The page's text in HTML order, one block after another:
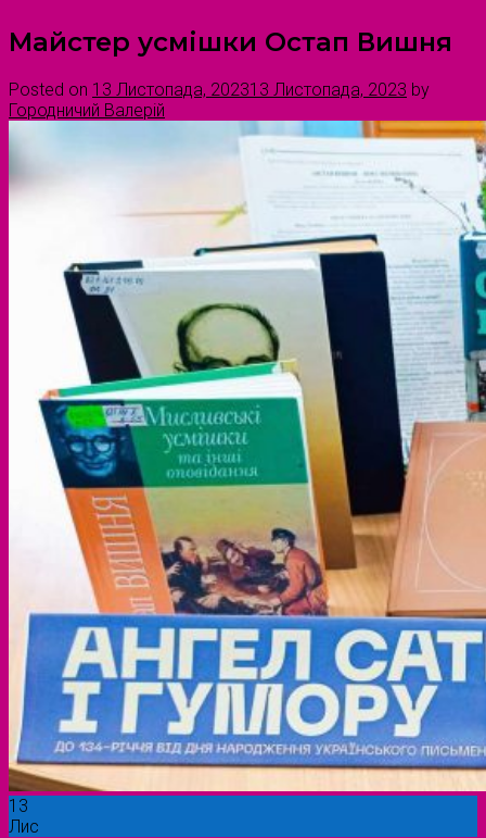
Майстер усмішки Остап Вишня
Posted on 13 Листопада, 202313 Листопада, 2023 by
Городничий Валерій
13
Лис